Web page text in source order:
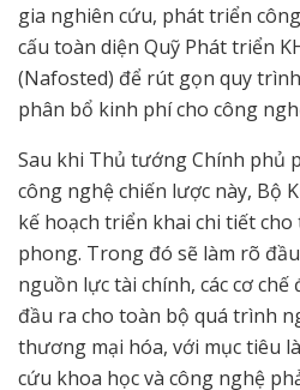
gia nghiên cứu, phát triển
cấu toàn diện Quỹ Phát triển
(Nafosted) để rút gọn quy
phân bổ kinh phí cho công
Sau khi Thủ tướng Chính phủ
công nghệ chiến lược này, Bộ
kế hoạch triển khai chi tiết
phong. Trong đó sẽ làm rõ
nguồn lực tài chính, các cơ
đầu ra cho toàn bộ quá trình
thương mại hóa, với mục tiêu
cứu khoa học và công nghệ